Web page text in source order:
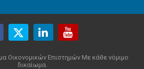
Οικονομικών Επιστημών Με κάθε νόμιμο
δικαίωμα.